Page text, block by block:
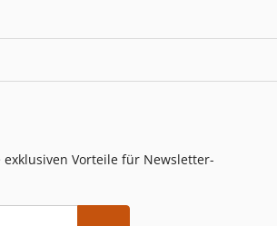
exklusiven Vorteile für Newsletter-